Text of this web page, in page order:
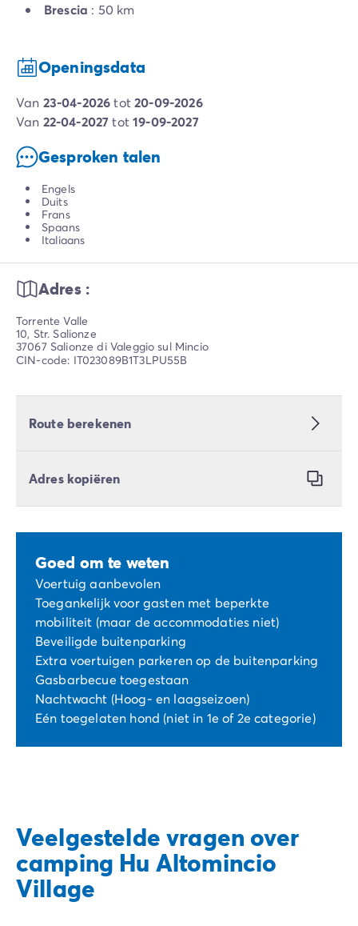
Brescia : 50 km
Openingsdata
van 23-04-2026tot20-09-2026
van 22-04-2027tot19-09-2027
Gesproken talen
Engels
Duits
Frans
Spaans
Italiaans
Adres :
Torrente Valle
10, Str. Salionze
37067 Salionze di Valeggio sul Mincio
CIN-code: IT023089B1T3LPU55B
Route berekenen
Adres kopiëren
Goed om te weten
Voertuig aanbevolen
Toegankelijk voor gasten met beperkte
mobiliteit (maar de accommodaties niet)
Beveiligde buitenparking
Extra voertuigen parkeren op de buitenparking
Gasbarbecue toegestaan
Nachtwacht (Hoog- en laagseizoen)
Eén toegelaten hond (niet in 1e of 2e categorie)
Veelgestelde vragen over
camping Hu Altomincio
Village